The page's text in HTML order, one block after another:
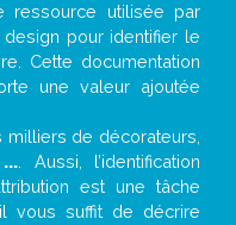
ressource utilisée par
pour identifier le
Cette documentation
une valeur ajoutée
de décorateurs,
... . Aussi, l’identification
est une tâche
vous suffit de décrire